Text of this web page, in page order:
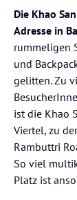
Die Khao
Adresse in
rummeligen
und
gelitten. Zu
ist die Khao
Viertel, zu
Rambuttri
So viel
Platz ist